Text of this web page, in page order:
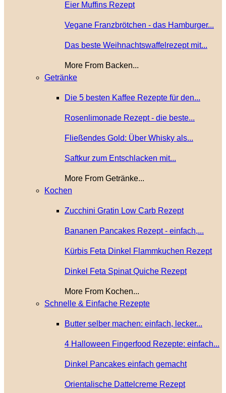
Eier Muffins Rezept
Vegane Franzbrötchen - das Hamburger...
Das beste Weihnachtswaffelrezept mit...
More From Backen...
Getränke
Die 5 besten Kaffee Rezepte für den...
Rosenlimonade Rezept - die beste...
Fließendes Gold: Über Whisky als...
Saftkur zum Entschlacken mit...
More From Getränke...
Kochen
Zucchini Gratin Low Carb Rezept
Bananen Pancakes Rezept - einfach,...
Kürbis Feta Dinkel Flammkuchen Rezept
Dinkel Feta Spinat Quiche Rezept
More From Kochen...
Schnelle & Einfache Rezepte
Butter selber machen: einfach, lecker...
4 Halloween Fingerfood Rezepte: einfach...
Dinkel Pancakes einfach gemacht
Orientalische Dattelcreme Rezept